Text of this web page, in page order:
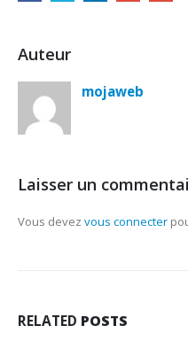
Auteur
mojaweb
Laisser un
Vous devez vous connecter
RELATED POSTS